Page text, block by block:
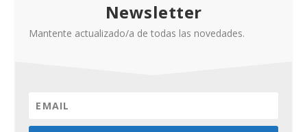
Newsletter
Mantente actualizado/a de todas las novedades.